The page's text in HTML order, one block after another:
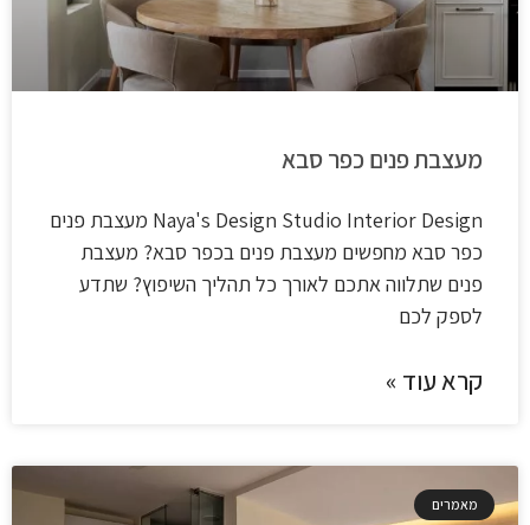
מעצבת פנים כפר סבא
Naya's Design Studio​ Interior Design מעצבת פנים
כפר סבא מחפשים מעצבת פנים בכפר סבא? מעצבת
פנים שתלווה אתכם לאורך כל תהליך השיפוץ? שתדע
לספק לכם
קרא עוד »
מאמרים